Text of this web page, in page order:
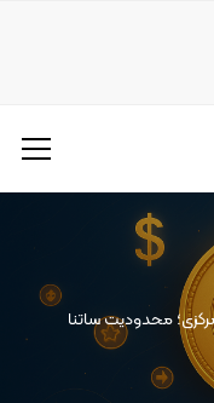
مرکزی؛ محدودیت ساتنا